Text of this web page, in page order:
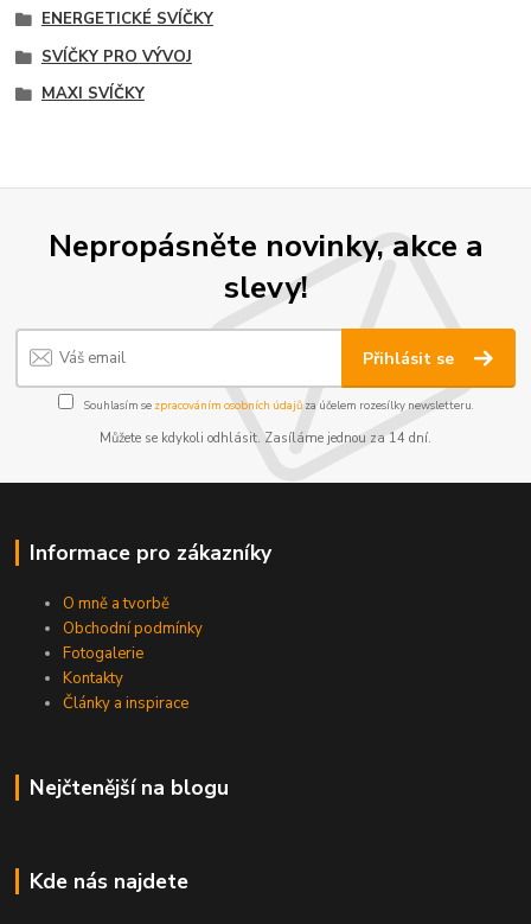
ENERGETICKÉ SVÍČKY
SVÍČKY PRO VÝVOJ
MAXI SVÍČKY
Nepropásněte novinky, akce a
slevy!
Přihlásit se
Souhlasím se zpracováním osobních údajůza účelem rozesílky newsletteru.
Můžete se kdykoli odhlásit. Zasíláme jednou za 14 dní.
Informace pro zákazníky
O mně a tvorbě
Obchodní podmínky
Fotogalerie
Kontakty
Články a inspirace
Nejčtenější na blogu
Kde nás najdete